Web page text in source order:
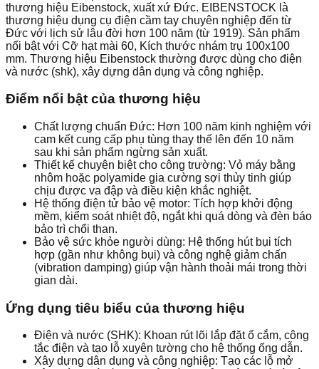
thương hiệu Eibenstock, xuất xứ Đức. EIBENSTOCK là
thương hiệu dụng cụ điện cầm tay chuyên nghiệp đến từ
Đức với lịch sử lâu đời hơn 100 năm (từ 1919). Sản phẩm
nổi bật với Cỡ hạt mài 60, Kích thước nhám trụ 100x100
mm. Thương hiệu Eibenstock thường được dùng cho điện
và nước (shk), xây dựng dân dụng và công nghiệp.
Điểm nổi bật của thương hiệu
Chất lượng chuẩn Đức: Hơn 100 năm kinh nghiệm với
cam kết cung cấp phụ tùng thay thế lên đến 10 năm
sau khi sản phẩm ngừng sản xuất.
Thiết kế chuyên biệt cho công trường: Vỏ máy bằng
nhôm hoặc polyamide gia cường sợi thủy tinh giúp
chịu được va đập và điều kiện khắc nghiệt.
Hệ thống điện tử bảo vệ motor: Tích hợp khởi động
mềm, kiểm soát nhiệt độ, ngắt khi quá dòng và đèn báo
bảo trì chổi than.
Bảo vệ sức khỏe người dùng: Hệ thống hút bụi tích
hợp (gần như không bụi) và công nghệ giảm chấn
(vibration damping) giúp vận hành thoải mái trong thời
gian dài.
Ứng dụng tiêu biểu của thương hiệu
Điện và nước (SHK): Khoan rút lõi lắp đặt ổ cắm, công
tắc điện và tạo lỗ xuyên tường cho hệ thống ống dẫn.
Xây dựng dân dụng và công nghiệp: Tạo các lỗ mở